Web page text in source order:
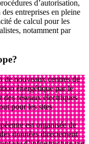
d’autorisation,
entreprises en pleine
de calcul pour les
notamment par
de nouveaux centres de
énergétique par le
réseaux électriques
pour les sites
est organisée de
données directement